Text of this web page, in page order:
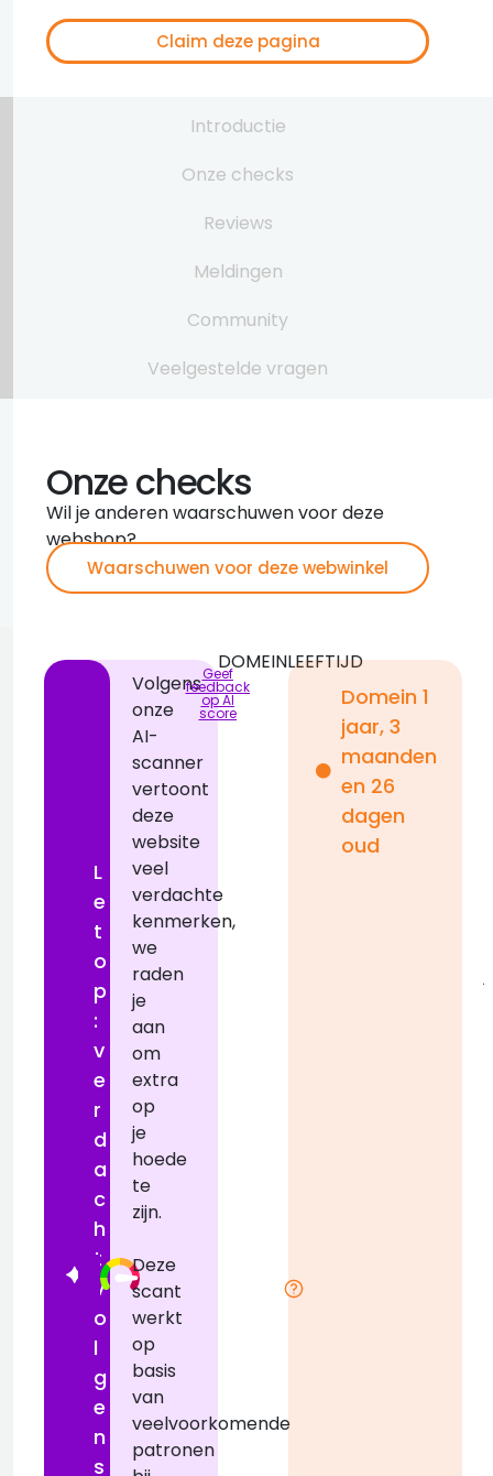
Claim deze pagina
Introductie
Onze checks
Reviews
Meldingen
Community
Veelgestelde vragen
Onze checks
Wil je anderen waarschuwen voor deze
webshop?
Waarschuwen voor deze webwinkel
L
e
t
o
p
:
v
e
r
d
a
c
h
t
v
o
l
g
e
n
s
Volgens
onze
AI-
scanner
vertoont
deze
website
veel
verdachte
kenmerken,
we
raden
je
aan
om
extra
op
je
hoede
te
zijn.
Deze
scant
werkt
op
basis
van
veelvoorkomende
patronen
Geef
feedback
op AI
score
DOMEINLEEFTIJD
Domein 1
jaar, 3
maanden
en 26
dagen
oud